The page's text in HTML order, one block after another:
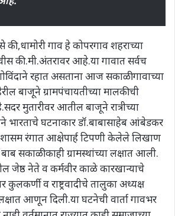
गाव हे कोपरगाव शहराच्या
की.मी.अंतरावर आहे.या गावात सर्वच
रहात असताना आज सकाळी गावाच्या
बाजूने ग्रामपंचायतीच्या मालकीची
मुतारीवर आतील बाजूने रात्रीच्या
भारताचे घटनाकार डॉ.बाबासाहेब आंबेडकर
रंगात आक्षेपार्ह टिपणी केलेले लिखाण
काही ग्रामस्थांच्या लक्षात आली.
जेष्ठ नेते व कर्मवीर काळे कारखान्याचे
व राष्ट्रवादीचे तालुका अध्यक्ष
आणून दिली.या घटनेची वार्ता गावभर